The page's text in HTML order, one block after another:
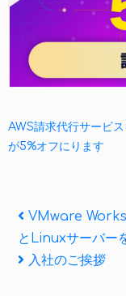
AWS請求代行サービ
が5%オフにります
投
稿
Previous
Post
VMware
とLinuxサーバー
Next
入社のご挨拶